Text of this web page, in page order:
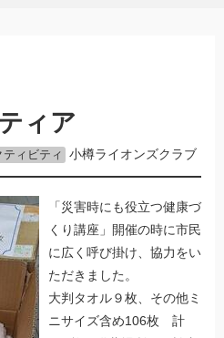
ィア
ティビティ 小樽ライオンズクラブ
「災害時にも役立つ健康づ
くり講座」開催の時に市民
に広く呼び掛け、協力をい
ただきました。
大判タオル９枚、その他ミ
ニサイズ含め106枚 計